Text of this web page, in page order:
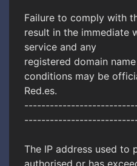
Failure to comply with
result in the immediate
service and any
registered domain
conditions may be
Red.es.
The IP address used to